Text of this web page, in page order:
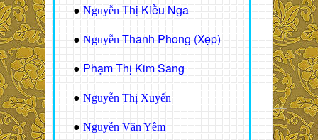
● Nguyễn Thị Kiều Nga
● Nguyễn Thanh Phong (Xẹp)
● Phạm Thị Kim Sang
● Nguyễn Thị Xuyến
● Nguyễn Văn Yêm